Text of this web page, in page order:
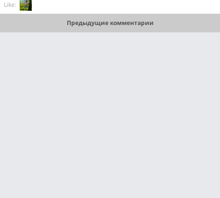
Like:
Предыдущие комментарии